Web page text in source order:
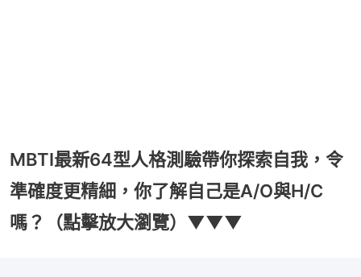
MBTI最新64型人格測驗帶你探索自我，令
準確度更精細，你了解自己是A/O與H/C
嗎？（點擊放大瀏覽）▼▼▼